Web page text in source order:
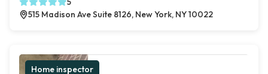
515 Madison Ave Suite 8126, New York, NY 10022
Home inspector